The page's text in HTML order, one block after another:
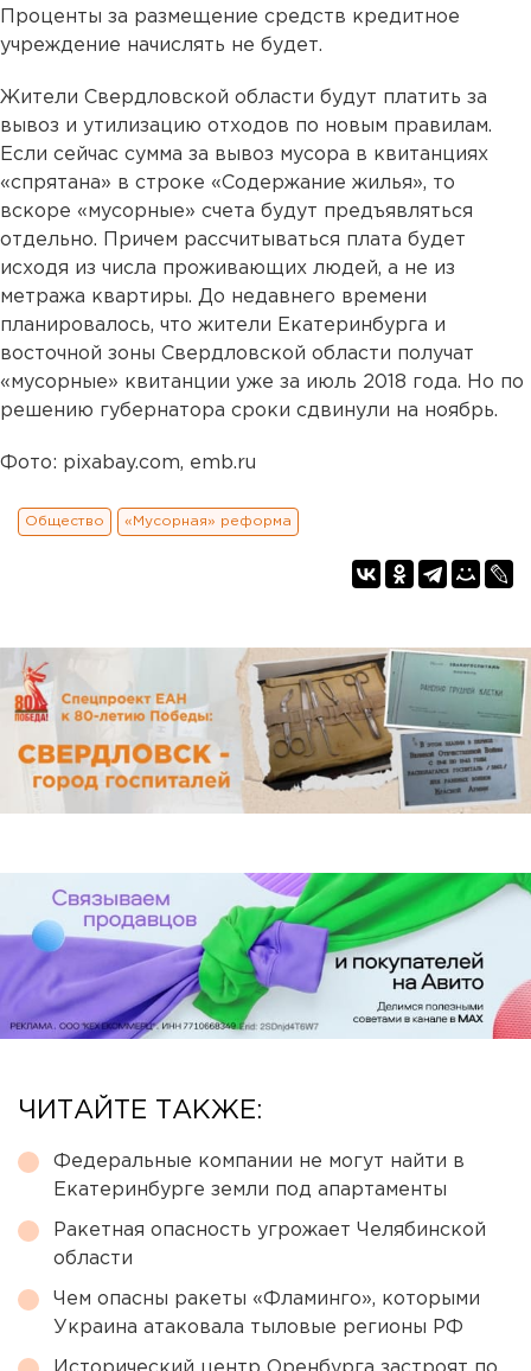
Проценты за размещение средств кредитное
учреждение начислять не будет.
Жители Свердловской области будут платить за
вывоз и утилизацию отходов по новым правилам.
Если сейчас сумма за вывоз мусора в квитанциях
«спрятана» в строке «Содержание жилья», то
вскоре «мусорные» счета будут предъявляться
отдельно. Причем рассчитываться плата будет
исходя из числа проживающих людей, а не из
метража квартиры. До недавнего времени
планировалось, что жители Екатеринбурга и
восточной зоны Свердловской области получат
«мусорные» квитанции уже за июль 2018 года. Но по
решению губернатора сроки сдвинули на ноябрь.
Фото: pixabay.com, emb.ru
Общество «Мусорная» реформа
ЧИТАЙТЕ ТАКЖЕ:
Федеральные компании не могут найти в
Екатеринбурге земли под апартаменты
Ракетная опасность угрожает Челябинской
области
Чем опасны ракеты «Фламинго», которыми
Украина атаковала тыловые регионы РФ